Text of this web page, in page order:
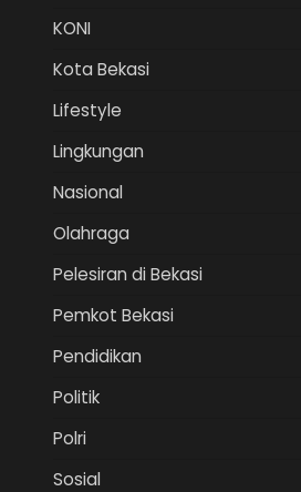
KONI
Kota Bekasi
Lifestyle
Lingkungan
Nasional
Olahraga
Pelesiran di Bekasi
Pemkot Bekasi
Pendidikan
Politik
Polri
Sosial